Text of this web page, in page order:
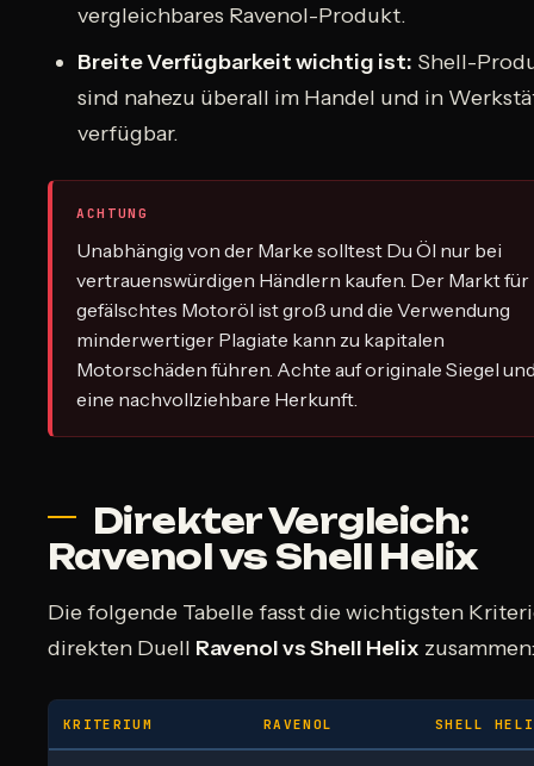
vergleichbares Ravenol-Produkt.
Breite Verfügbarkeit wichtig ist: Shell-
sind nahezu überall im Handel und in
verfügbar.
ACHTUNG
Unabhängig von der Marke solltest Du Öl nur bei
vertrauenswürdigen Händlern kaufen. Der Markt für
gefälschtes Motoröl ist groß und die Verwendung
minderwertiger Plagiate kann zu kapitalen
Motorschäden führen. Achte auf originale Siegel
eine nachvollziehbare Herkunft.
Direkter Vergleich:
Ravenol vs Shell Helix
Die folgende Tabelle fasst die wichtigsten
direkten Duell Ravenol vs Shell Helix
KRITERIUM RAVENOL SHELL